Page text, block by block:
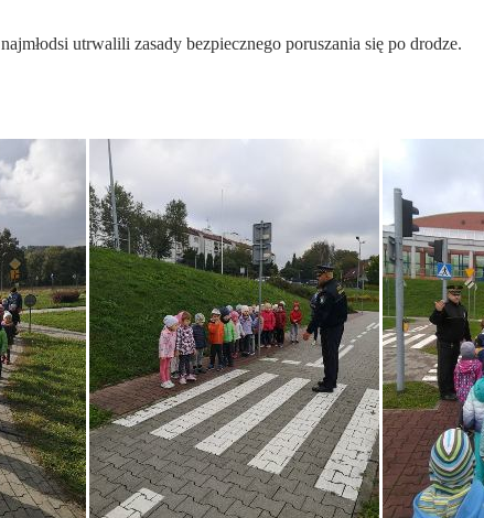
najmłodsi utrwalili zasady bezpiecznego poruszania się po drodze.